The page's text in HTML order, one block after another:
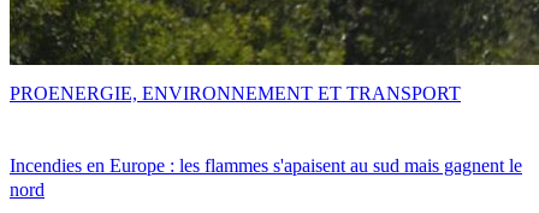
Incendies en Europe : les flammes s'apaisent au sud mais gagnent le
nord
PROENERGIE, ENVIRONNEMENT ET TRANSPORT